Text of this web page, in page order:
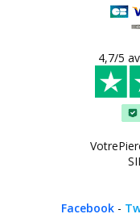
4,7/5
Facebook -